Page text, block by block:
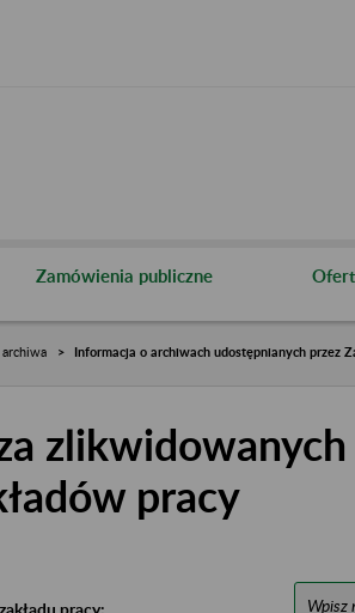
Zamówienia publiczne
Informacja o archiwach udostępnianych przez
pracy
pracy: